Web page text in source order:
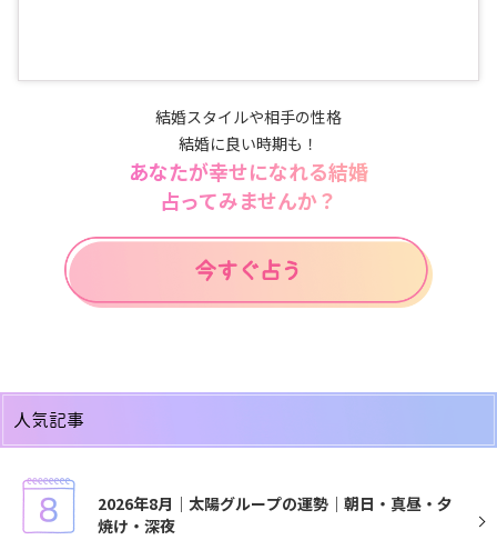
結婚スタイルや相手の性格
結婚に良い時期も！
あなたが幸せになれる結婚
占ってみませんか？
人気記事
2026年8月｜太陽グループの運勢｜朝日・真昼・夕
焼け・深夜